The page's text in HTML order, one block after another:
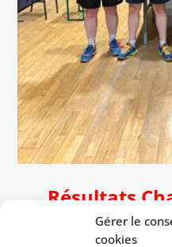
Gérer le
cookies
Résultats
équipes